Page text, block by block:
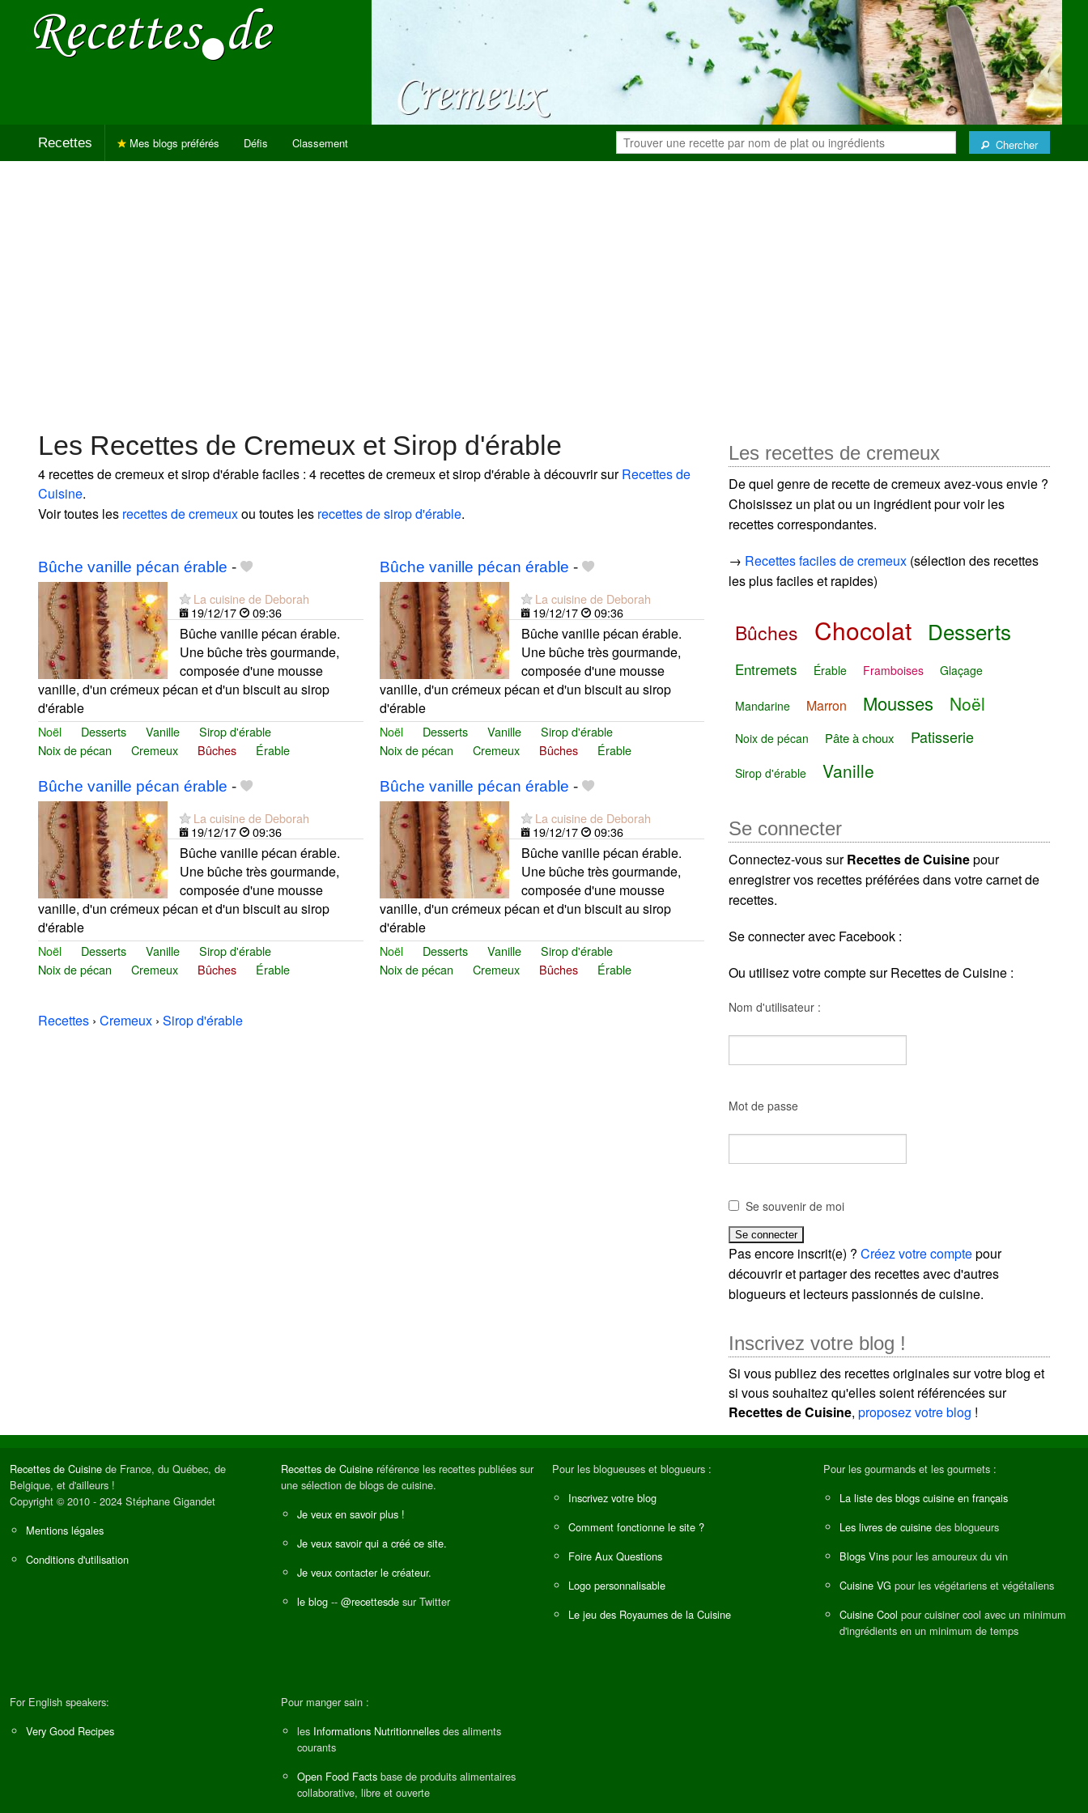
Recettes Chercher
Mes blogs préférés Défis Classement
Les Recettes de Cremeux et Sirop d'érable
4 recettes de cremeux et sirop d'érable faciles : 4 recettes de cremeux et sirop d'érable à découvrir surRecettes de
Cuisine.
Voir toutes les recettes de cremeuxou toutes les recettes de sirop d'érable.
Bûche vanille pécan érable -
La cuisine de Deborah
19/12/17
09:36
Bûche vanille pécan érable.
Une bûche très gourmande,
composée d'une mousse
vanille, d'un crémeux pécan et d'un biscuit au sirop
d'érable
Noël Desserts Vanille
Sirop d'érable
Noix de pécan
Cremeux Bûches Érable
Bûche vanille pécan érable -
La cuisine de Deborah
19/12/17
09:36
Bûche vanille pécan érable.
Une bûche très gourmande,
composée d'une mousse
vanille, d'un crémeux pécan et d'un biscuit au sirop
d'érable
Noël Desserts Vanille
Sirop d'érable
Noix de pécan
Cremeux Bûches Érable
Bûche vanille pécan érable -
La cuisine de Deborah
19/12/17
09:36
Bûche vanille pécan érable.
Une bûche très gourmande,
composée d'une mousse
vanille, d'un crémeux pécan et d'un biscuit au sirop
d'érable
Noël Desserts Vanille
Sirop d'érable
Noix de pécan
Cremeux Bûches Érable
Bûche vanille pécan érable -
La cuisine de Deborah
19/12/17
09:36
Bûche vanille pécan érable.
Une bûche très gourmande,
composée d'une mousse
vanille, d'un crémeux pécan et d'un biscuit au sirop
d'érable
Noël Desserts Vanille
Sirop d'érable
Noix de pécan
Cremeux Bûches Érable
Recettes › Cremeux › Sirop d'érable
Les recettes de cremeux
De quel genre de recette de cremeux avez-vous envie ?
Choisissez un plat ou un ingrédient pour voir les
recettes correspondantes.
→ Recettes faciles de cremeux (sélection des recettes
les plus faciles et rapides)
Bûches Chocolat Desserts
Entremets Érable Framboises Glaçage
Mandarine Marron Mousses Noël
Noix de pécan Pâte à choux Patisserie
Sirop d'érable Vanille
Se connecter
Connectez-vous surRecettes de Cuisinepour
enregistrer vos recettes préférées dans votre carnet de
recettes.
Se connecter avec Facebook :
Ou utilisez votre compte sur Recettes de Cuisine :
Nom d'utilisateur :
Mot de passe
Se souvenir de moi
Pas encore inscrit(e) ?Créez votre comptepour
découvrir et partager des recettes avec d'autres
blogueurs et lecteurs passionnés de cuisine.
Inscrivez votre blog !
Si vous publiez des recettes originales sur votre blog et
si vous souhaitez qu'elles soient référencées sur
Recettes de Cuisine,proposez votre blog !
Recettes de Cuisine de France, du Québec, de
Belgique, et d'ailleurs !
Copyright © 2010 - 2024 Stéphane Gigandet
Mentions légales
Conditions d'utilisation
Recettes de Cuisine référence les recettes publiées sur
une sélection de blogs de cuisine.
Je veux en savoir plus !
Je veux savoir qui a créé ce site.
Je veux contacter le créateur.
le blog -- @recettesde sur Twitter
Pour les blogueuses et blogueurs :
Inscrivez votre blog
Comment fonctionne le site ?
Foire Aux Questions
Logo personnalisable
Le jeu des Royaumes de la Cuisine
Pour les gourmands et les gourmets :
La liste des blogs cuisine en français
Les livres de cuisine des blogueurs
Blogs Vins pour les amoureux du vin
Cuisine VG pour les végétariens et végétaliens
Cuisine Cool pour cuisiner cool avec un minimum
d'ingrédients en un minimum de temps
For English speakers:
Very Good Recipes
Pour manger sain :
les Informations Nutritionnelles des aliments
courants
Open Food Facts base de produits alimentaires
collaborative, libre et ouverte